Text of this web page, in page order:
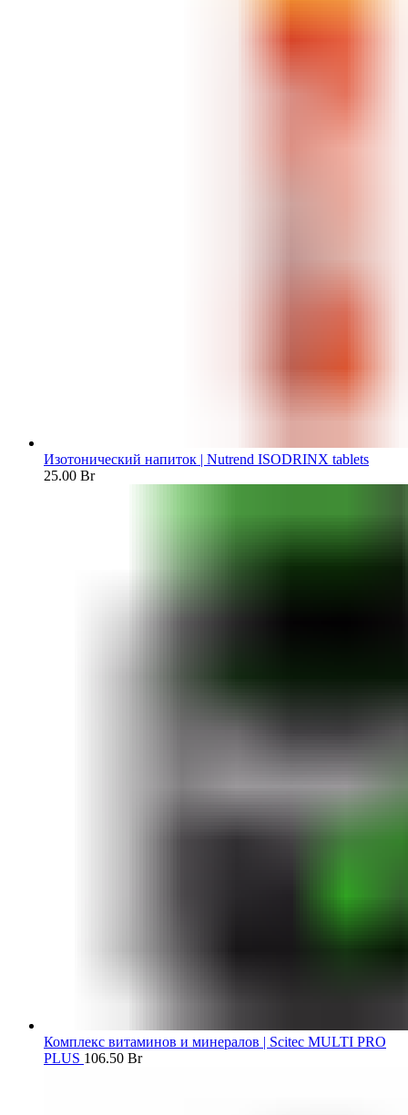
Изотонический напиток | Nutrend ISODRINX tablets
25.00 Br
Комплекс витаминов и минералов | Scitec MULTI PRO
PLUS 106.50 Br